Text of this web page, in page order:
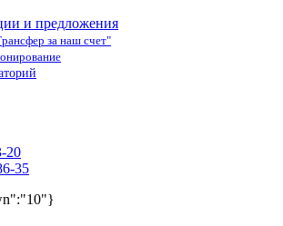
и предложения
за наш счет"
20
35